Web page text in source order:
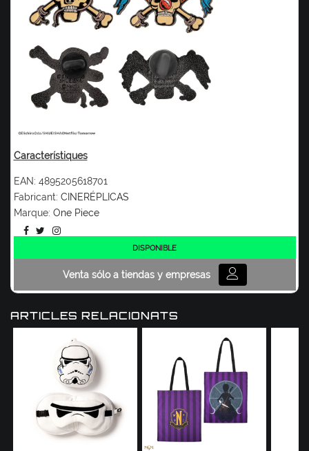
Característiques
EAN: 4895205618701
Fabricant: CINERÉPLICAS
Marque: One Piece
DISPONIBLE
Venta sólo a tiendas y empresas
ARTICLES RELACIONATS